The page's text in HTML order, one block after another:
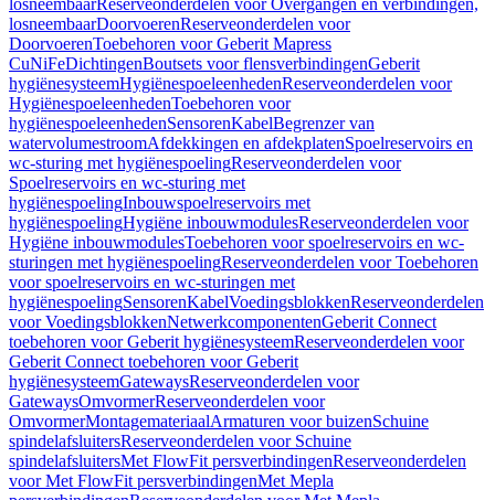
losneembaarReserveonderdelen voor Overgangen en verbindingen,
losneembaarDoorvoerenReserveonderdelen voor
DoorvoerenToebehoren voor Geberit Mapress
CuNiFeDichtingenBoutsets voor flensverbindingenGeberit
hygiënesysteemHygiënespoeleenhedenReserveonderdelen voor
HygiënespoeleenhedenToebehoren voor
hygiënespoeleenhedenSensorenKabelBegrenzer van
watervolumestroomAfdekkingen en afdekplatenSpoelreservoirs en
wc-sturing met hygiënespoelingReserveonderdelen voor
Spoelreservoirs en wc-sturing met
hygiënespoelingInbouwspoelreservoirs met
hygiënespoelingHygiëne inbouwmodulesReserveonderdelen voor
Hygiëne inbouwmodulesToebehoren voor spoelreservoirs en wc-
sturingen met hygiënespoelingReserveonderdelen voor Toebehoren
voor spoelreservoirs en wc-sturingen met
hygiënespoelingSensorenKabelVoedingsblokkenReserveonderdelen
voor VoedingsblokkenNetwerkcomponentenGeberit Connect
toebehoren voor Geberit hygiënesysteemReserveonderdelen voor
Geberit Connect toebehoren voor Geberit
hygiënesysteemGatewaysReserveonderdelen voor
GatewaysOmvormerReserveonderdelen voor
OmvormerMontagemateriaalArmaturen voor buizenSchuine
spindelafsluitersReserveonderdelen voor Schuine
spindelafsluitersMet FlowFit persverbindingenReserveonderdelen
voor Met FlowFit persverbindingenMet Mepla